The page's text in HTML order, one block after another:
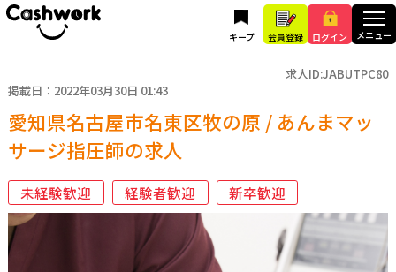
キープ 会員登録 ログイン
掲載日：2022年03月30日 01:43
求人ID:JABUTPC80
愛知県名古屋市名東区牧の原 / あんまマッ
サージ指圧師の求人
未経験歓迎 経験者歓迎 新卒歓迎